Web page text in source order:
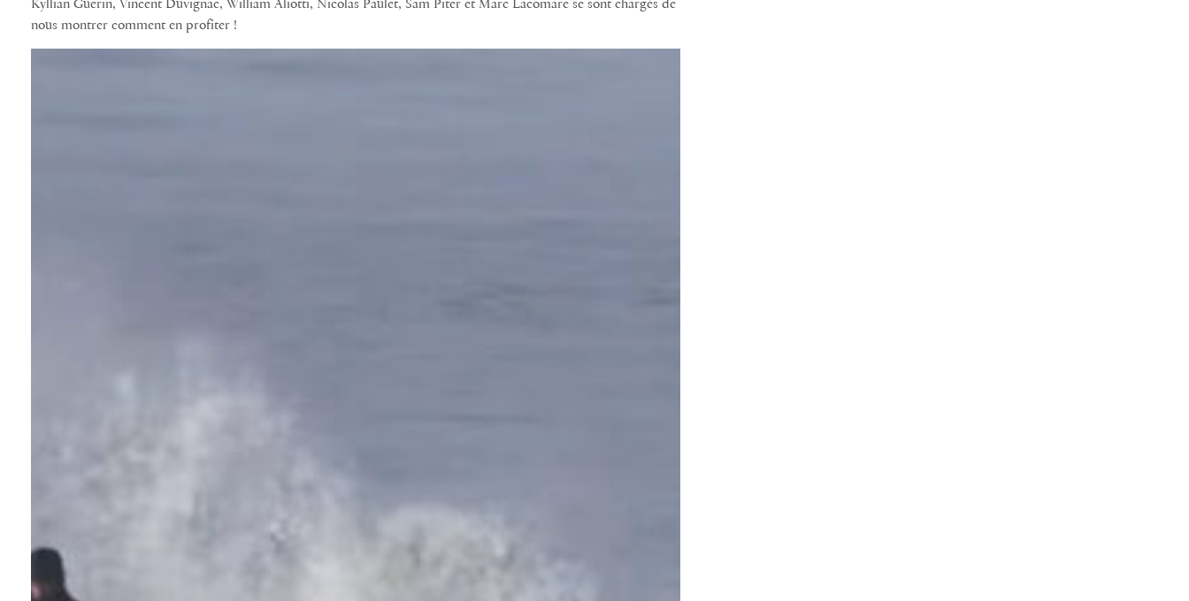
Kyllian Guerin‬, Vincent Duvignac‬, William Aliotti‬, Nicolas Paulet, ‪Sam Piter et Marc Lacomare‬ se sont chargés de
nous montrer comment en profiter !